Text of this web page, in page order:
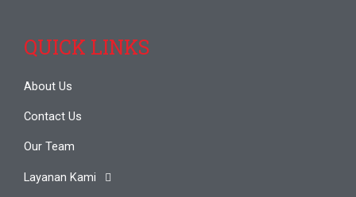
QUICK LINKS
About Us
Contact Us
Our Team
Layanan Kami